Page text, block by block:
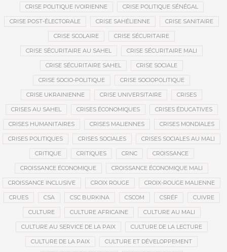
CRISE POLITIQUE IVOIRIENNE CRISE POLITIQUE SÉNÉGAL
CRISE POST-ÉLECTORALE CRISE SAHÉLIENNE CRISE SANITAIRE
CRISE SCOLAIRE CRISE SÉCURITAIRE
CRISE SÉCURITAIRE AU SAHEL CRISE SÉCURITAIRE MALI
CRISE SÉCURITAIRE SAHEL CRISE SOCIALE
CRISE SOCIO-POLITIQUE CRISE SOCIOPOLITIQUE
CRISE UKRAINIENNE CRISE UNIVERSITAIRE CRISES
CRISES AU SAHEL CRISES ÉCONOMIQUES CRISES ÉDUCATIVES
CRISES HUMANITAIRES CRISES MALIENNES CRISES MONDIALES
CRISES POLITIQUES CRISES SOCIALES CRISES SOCIALES AU MALI
CRITIQUE CRITIQUES CRNC CROISSANCE
CROISSANCE ÉCONOMIQUE CROISSANCE ÉCONOMIQUE MALI
CROISSANCE INCLUSIVE CROIX ROUGE CROIX-ROUGE MALIENNE
CRUES CSA CSC BURKINA CSCOM CSRÉF CUIVRE
CULTURE CULTURE AFRICAINE CULTURE AU MALI
CULTURE AU SERVICE DE LA PAIX CULTURE DE LA LECTURE
CULTURE DE LA PAIX CULTURE ET DÉVELOPPEMENT